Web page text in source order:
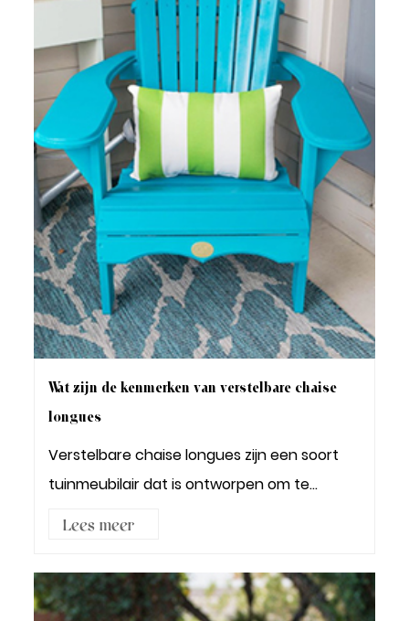
Wat zijn de kenmerken van verstelbare chaise
longues
Verstelbare chaise longues zijn een soort
tuinmeubilair dat is ontworpen om te
Lees meer3